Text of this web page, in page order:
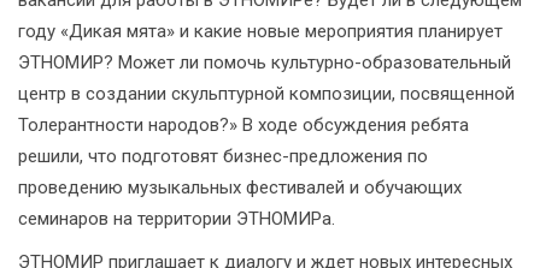
году «Дикая мята» и какие новые мероприятия планирует
ЭТНОМИР? Может ли помочь культурно-образовательный
центр в создании скульптурной композиции, посвященной
Толерантности народов?» В ходе обсуждения ребята
решили, что подготовят бизнес-предложения по
проведению музыкальных фестивалей и обучающих
семинаров на территории ЭТНОМИРа.
ЭТНОМИР приглашает к диалогу и ждет новых интересных